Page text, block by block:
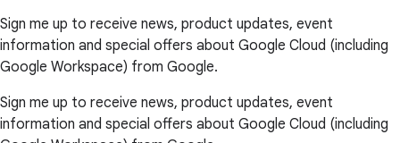
Sign me up to receive news, product updates, event
information and special offers about Google Cloud (including
Google Workspace) from Google.
Sign me up to receive news, product updates, event
information and special offers about Google Cloud (including